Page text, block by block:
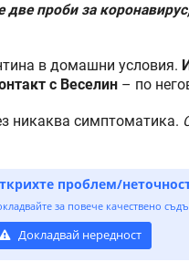
проби за
в домашни условия.
с Веселин – по
никаква симптоматика.
проблем/
за повече качествено
Докладвай нередност